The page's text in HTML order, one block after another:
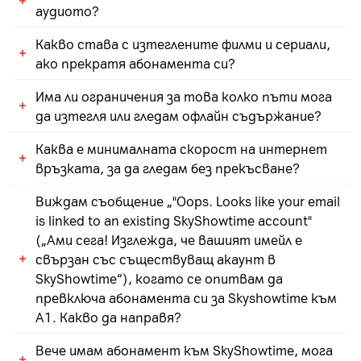
Активацията на телевизионните канали
SkyShowtime 1 и SkyShowtime 2 през Xplore
STB приемник (KSTB 5019 и KSTB 5020) дава
достъп до приложението на SkyShowtime.
"Актуализиране на имейл".
върху „ Актуализиране на имейла“.
Ако сте сгрешили имейла си, когато сте се
регистрирали за SkyShowtime,свържете се
със SkyShowtime
, за да бъде коригиран.
пишете на чат бота на SkyShowtime,
достъпен от 11:00 до 23:00 часа
изпратите запитване през
help@skyshowtime.com
един акаунт и да гледате едновременно на 2
устройства.
аудиото?
Можете да промените езика на
субтитрите или аудиото от настройките
на плейъра по време на гледане. Вижте как
да го направитетук.
Какво става с изтеглените филми и сериали,
ако прекратя абонамента си?
Изтегленото съдържание ще стане
недостъпно след прекратяване на
абонамента.
Има ли ограничения за това колко пъти мога
да изтегля или гледам офлайн съдържание?
Можете да изтеглите до 30 филма или
сериала едновременно и да ги гледате
офлайн.
Каква е минималната скорост на интернет
връзката, за да гледам без прекъсване?
Препоръчителната минимална скорост е
от 5 Mbps за HD стрийминг.
Виждам съобщение „"Oops. Looks like your email
is linked to an existing SkyShowtime account"
(„Ами сега! Изглежда, че вашият имейл е
свързан със съществуващ акаунт в
SkyShowtime“), когато се опитвам да
превключа абонамента си за Skyshowtime към
A1. Какво да направя?
Може да виждате това съобщение, ако вече
Вече имам абонамент към SkyShowtime, мога